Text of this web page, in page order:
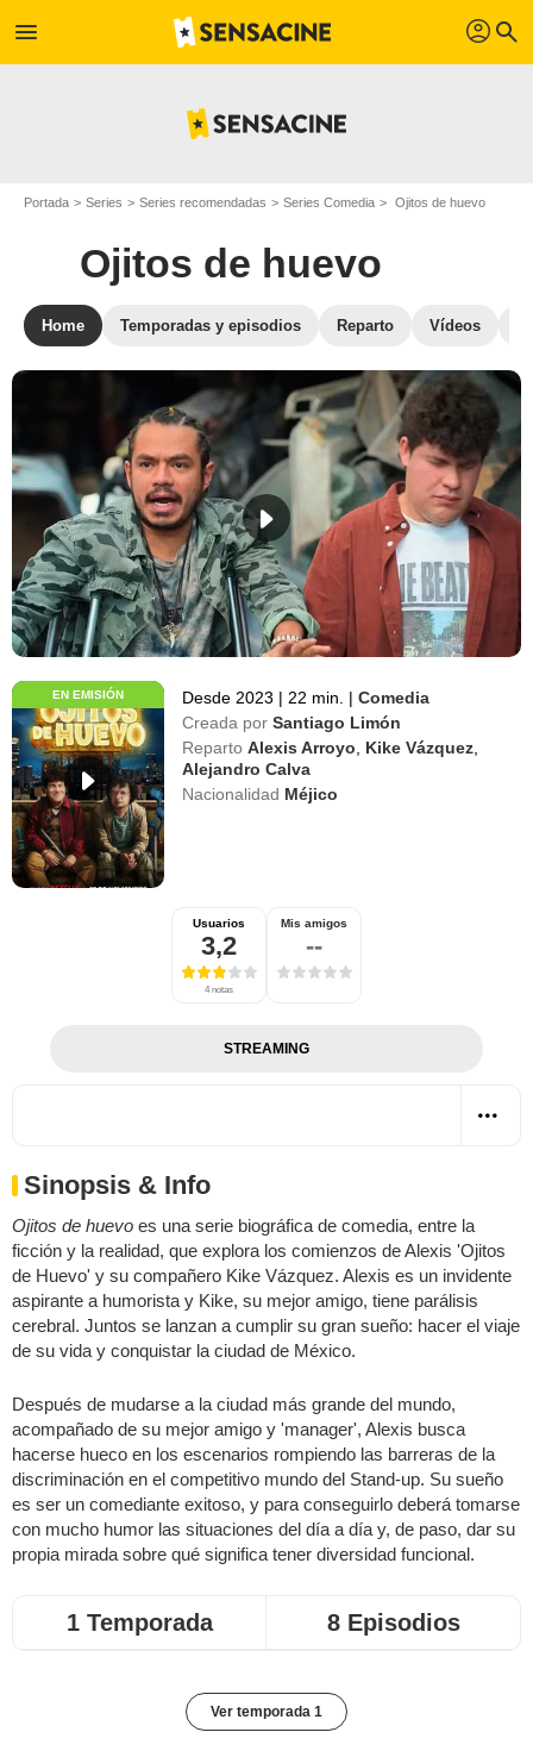
menu profil search
Portada Series Series recomendadas Series Comedia Ojitos de huevo
Ojitos de huevo
Home Temporadas y episodios Reparto Vídeos
EN EMISIÓN Desde 2023 | 22 min. | Comedia
Creada por Santiago Limón
Reparto Alexis Arroyo Kike Vázquez
Alejandro Calva
Nacionalidad Méjico
Usuarios
3,2
4 notas
Mis amigos
--
STREAMING
Sinopsis & Info
Ojitos de huevo es una serie biográfica de comedia, entre la
ficción y la realidad, que explora los comienzos de Alexis 'Ojitos
de Huevo' y su compañero Kike Vázquez. Alexis es un invidente
aspirante a humorista y Kike, su mejor amigo, tiene parálisis
cerebral. Juntos se lanzan a cumplir su gran sueño: hacer el viaje
de su vida y conquistar la ciudad de México.
Después de mudarse a la ciudad más grande del mundo,
acompañado de su mejor amigo y 'manager', Alexis busca
hacerse hueco en los escenarios rompiendo las barreras de la
discriminación en el competitivo mundo del Stand-up. Su sueño
es ser un comediante exitoso, y para conseguirlo deberá tomarse
con mucho humor las situaciones del día a día y, de paso, dar su
propia mirada sobre qué significa tener diversidad funcional.
1 Temporada 8 Episodios
Ver temporada 1